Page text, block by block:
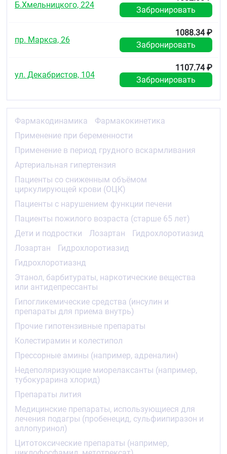
применения 14С-меченого лозартана
приблизительно 35 % радиоактивности выводится
Гидрохлоротиазид
выводится почками. Около 61 % препарата
выводится в неизменённом виде. Согласно
данным 24-часового определения концентрации
Фармакокинетика в особых группах
пациентов
Лозартан-гидрохлоротиазид
Концентрации лозартана и его активного
метаболита в плазме крови, а также всасывание
гидрохлоротиазида у пациентов пожилого
не отличаются от показателей, наблюдаемых у
пациентов молодого возраста с артериальной
гипертензией.
Лозартан
У пациентов с алкогольным циррозом печени
лёгкой и средней степени тяжести при приёме
внутрь концентрации лозартана и его активного
метаболита в плазме крови были, соответственно,
в 5 и 1,7 раза больше, чем у молодых мужчин-
добровольцев.
при проведении гемодиализа.
Показания
Артериальная гипертензия (у пациентов, для
которых комбинированная терапия является
оптимальной)
Снижение риска сердечно-сосудистых
заболеваний и смертности у пациентов с
артериальной гипертензией и гипертрофией
левого желудочка.
Б.Хмельницкого, 224
Забронировать
пр. Маркса, 26
1088.34 ₽
Забронировать
ул. Декабристов, 104
1107.74 ₽
Забронировать
Фармакодинамика
Фармакокинетика
Применение при беременности
Применение в период грудного вскармливания
Артериальная гипертензия
Пациенты со сниженным объёмом
циркулирующей крови (ОЦК)
Пациенты с нарушением функции печени
Пациенты пожилого возраста (старше 65 лет)
Дети и подростки
Лозартан
Гидрохлоротиазид
Лозартан
Гидрохлоротиазид
Гидрохлоротиазнд
Этанол, барбитураты, наркотические вещества
или антидепрессанты
Гипогликемические средства (инсулин и
препараты для приема внутрь)
Прочие гипотензивные препараты
Колестирамин и колестипол
Прессорные амины (например, адреналин)
Недеполяризующие миорелаксанты (например,
тубокурарина хлорид)
Препараты лития
Медицинские препараты, использующиеся для
лечения подагры (пробенецид, сульфиипиразон и
аллопуринол)
Цитотоксические препараты (например,